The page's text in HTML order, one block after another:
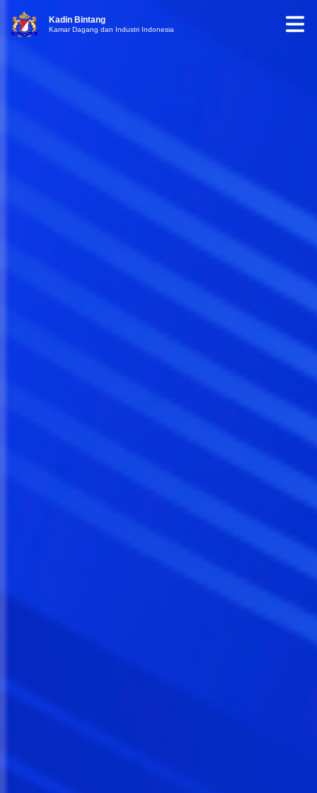
Kadin Bintang
Kamar Dagang dan Industri Indonesia